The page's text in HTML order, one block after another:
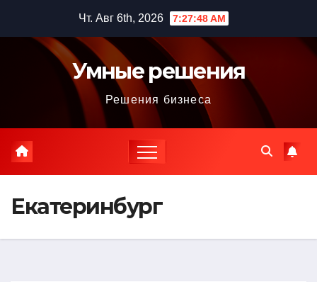
содержимому
Чт. Авг 6th, 2026 7:27:49 AM
Умные решения
Решения бизнеса
Екатеринбург